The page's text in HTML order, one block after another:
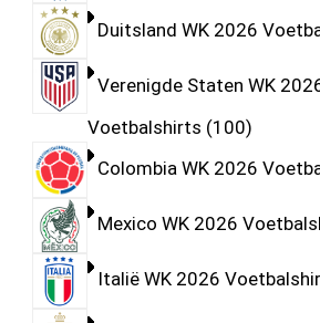
Duitsland WK 2026
Verenigde Staten WK
Voetbalshirts 100
Colombia WK 2026
Mexico WK 2026
Italië WK 2026